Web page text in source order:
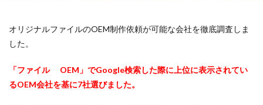
オリジナルファイルのOEM制作依頼が可能な会社を徹底調査しま
した。
「ファイル OEM」でGoogle検索した際に上位に表示されてい
るOEM会社を基に7社選びました。